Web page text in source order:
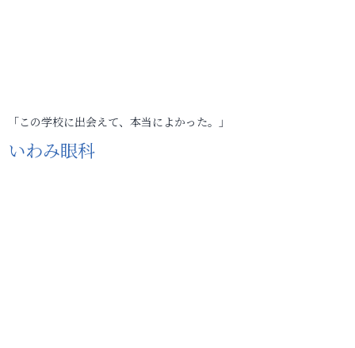
「この学校に出会えて、本当によかった。」
いわみ眼科